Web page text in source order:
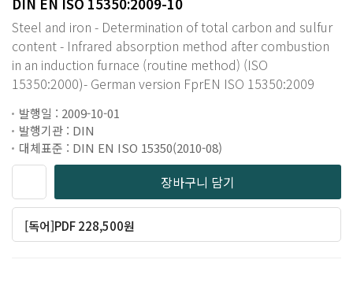
Steel and iron - Determination of total carbon and sulfur
content - Infrared absorption method after combustion
in an induction furnace (routine method) (ISO
15350:2000)- German version FprEN ISO 15350:2009
발행일 : 2009-10-01
발행기관 : DIN
대체표준 : DIN EN ISO 15350(2010-08)
장바구니 담기
[독어]PDF 228,500원